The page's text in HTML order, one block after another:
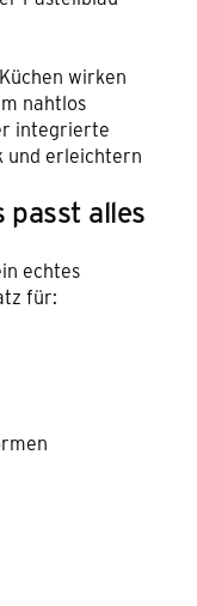
wirken
nahtlos
integrierte
und erleichtern
passt alles
echtes
für: